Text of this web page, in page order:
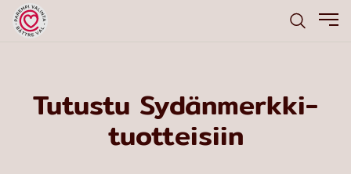
Tutustu Sydänmerkki-
tuotteisiin